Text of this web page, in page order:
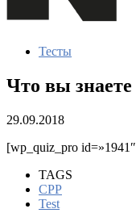
Тесты
Что вы
29.09.2018
[wp_quiz_pro
TAGS
CPP
Test